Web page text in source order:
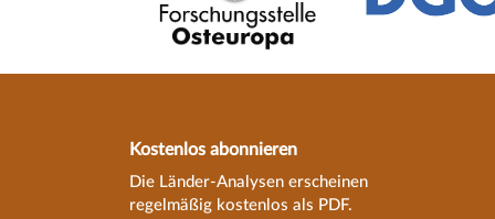
Kostenlos abonnieren
Die Länder-Analysen erscheinen
regelmäßig kostenlos als PDF.